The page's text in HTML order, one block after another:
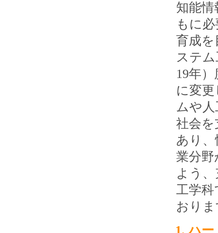
知能
もに
育成を
ステ
19年
に変
ムや
社会
あり
業分
よう
工学
おり